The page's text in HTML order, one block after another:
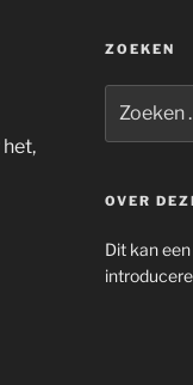
ZOEKEN
naar:
OVER
Dit kan